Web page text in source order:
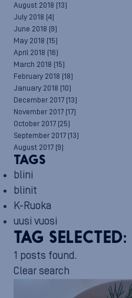
August 2018 (13)
July 2018 (4)
June 2018 (9)
May 2018 (15)
April 2018 (16)
March 2018 (15)
February 2018 (18)
January 2018 (10)
December 2017 (13)
November 2017 (17)
October 2017 (25)
September 2017 (13)
August 2017 (9)
TAGS
blini
blinit
K-Ruoka
uusi vuosi
TAG SELECTED:
1 posts found.
Clear search